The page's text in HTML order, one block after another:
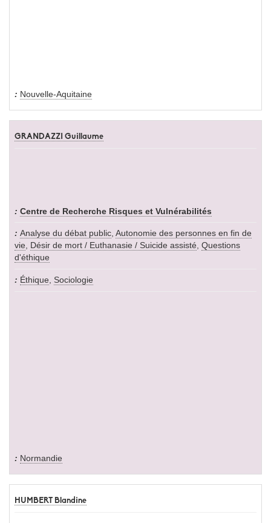
Nouvelle-Aquitaine
GRANDAZZI Guillaume
Centre de Recherche Risques et Vulnérabilités
Analyse du débat public Autonomie des personnes en fin de
vie
Désir de mort / Euthanasie / Suicide assisté Questions
d'éthique
Éthique Sociologie
Normandie
HUMBERT Blandine